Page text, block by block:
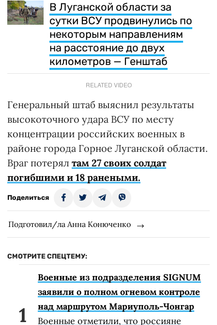
В Луганской области за
сутки ВСУ продвинулись по
некоторым направлениям
на расстояние до двух
километров — Генштаб
RELATED VIDEO
Генеральный штаб выяснил результаты
высокоточного удара ВСУ по месту
концентрации российских военных в
районе города Горное Луганской области.
Враг потерял там 27 своих солдат
погибшими и 18 ранеными.
Поделиться
Подготовил/ла Анна Конюченко
СМОТРИТЕ СПЕЦТЕМУ:
Военные из подразделения SIGNUM
заявили о полном огневом контроле
над маршрутом Мариуполь-Чонгар
Военные отметили, что россияне